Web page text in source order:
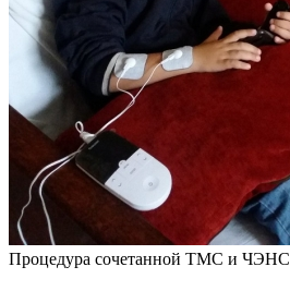
Процедура сочетанной ТМС и ЧЭНС